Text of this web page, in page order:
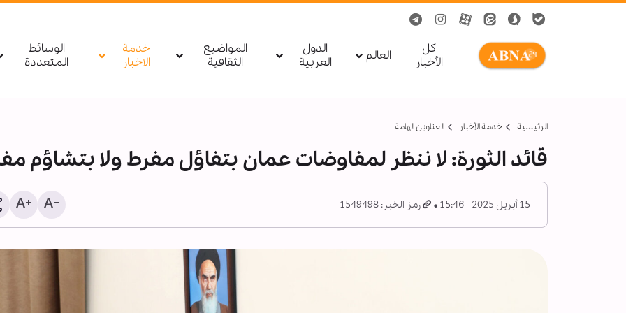
کل
الأخبار
العالم
الدول
العربیة
المواضيع
الثقافية
خدمة
الاخبار
الوسائط
المتعددة
الرئيسية خدمة الأخبار العناوين الهامة
قائد الثورة: لا ننظر لمفاوضات عمان بتفاؤل مفرط ولا بتشاؤم
15 أبريل 2025 - 15:46 رمز الخبر: 1549498
ليس المال وحده.. ما
وراء مغادرة أهم مهندسي